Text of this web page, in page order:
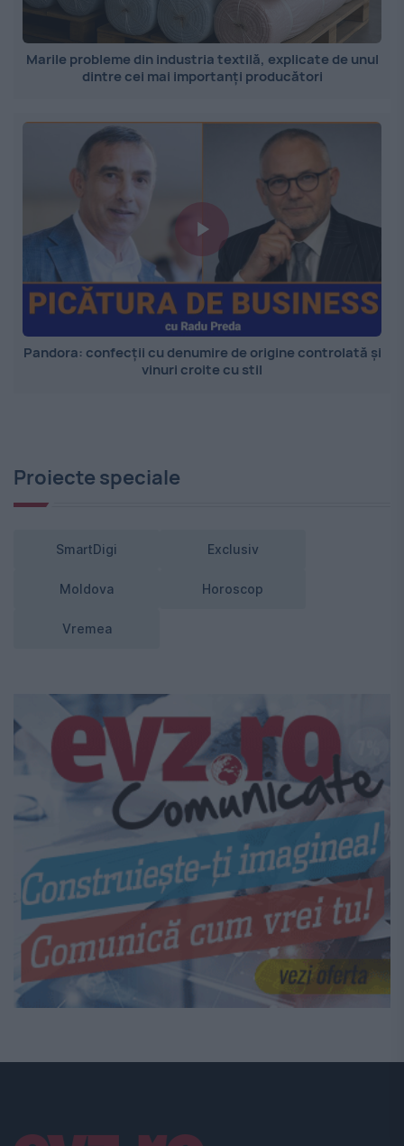
Marile probleme din industria textilă, explicate de unul
dintre cei mai importanți producători
Pandora: confecții cu denumire de origine controlată și
vinuri croite cu stil
Proiecte speciale
SmartDigi Exclusiv
Moldova Horoscop
Vremea